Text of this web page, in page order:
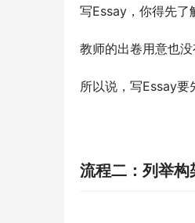
写Essay，你得先了
教师的出卷用意也
所以说，写Essay要
流程二：列举构